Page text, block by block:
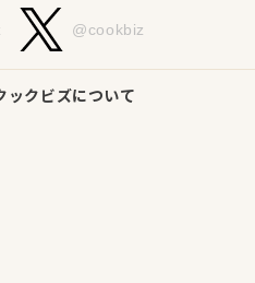
@cookbiz
ックビズについて